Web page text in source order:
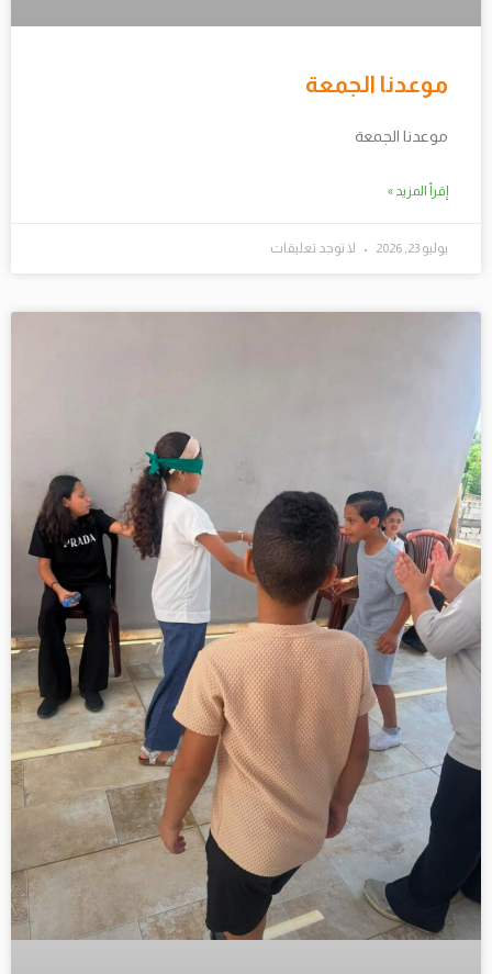
موعدنا الجمعة
موعدنا الجمعة
إقرأ المزيد »
يوليو 23, 2026 لا توجد تعليقات